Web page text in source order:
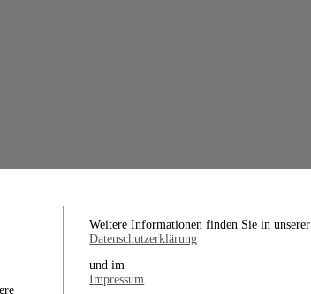
Weitere Informationen finden Sie in unserer
Datenschutzerklärung
und im
Impressum